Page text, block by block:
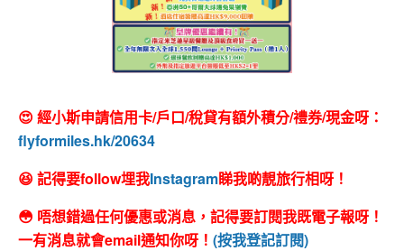
😍 經小斯申請信用卡/戶口/稅貸有額外積分/禮券/現金呀：
flyformiles.hk/20634
😆 記得要follow埋我Instagram睇我啲靚旅行相呀！
😳 唔想錯過任何優惠或消息，記得要訂閱我既電子報呀！
一有消息就會email通知你呀！ (按我登記訂閱)